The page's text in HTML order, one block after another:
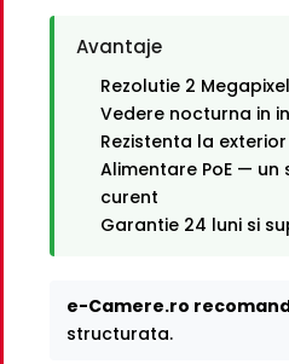
Avantaje
Rezolutie 2
Vedere nocturna in
Rezistenta la
Alimentare PoE —
curent
Garantie 24 luni si
e-Camere.ro
structurata.